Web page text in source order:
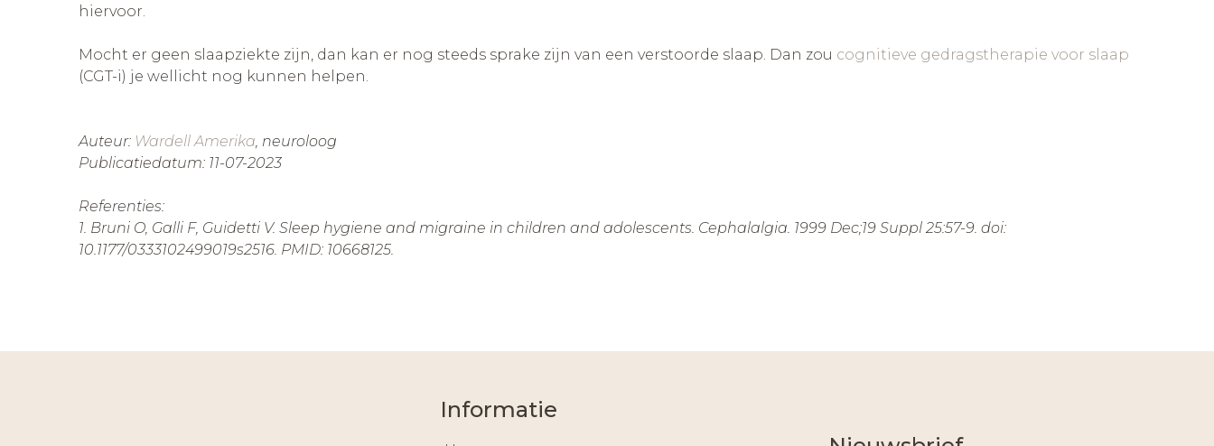
hiervoor.
Mocht er geen slaapziekte zijn, dan kan er nog steeds sprake zijn van een verstoorde slaap. Dan zou cognitieve gedragstherapie voor slaap
(CGT-i) je wellicht nog kunnen helpen.
Auteur: Wardell Amerika, neuroloog
Publicatiedatum: 11-07-2023
Referenties:
1. Bruni O, Galli F, Guidetti V. Sleep hygiene and migraine in children and adolescents. Cephalalgia. 1999 Dec;19 Suppl 25:57-9. doi:
10.1177/0333102499019s2516. PMID: 10668125.
Informatie